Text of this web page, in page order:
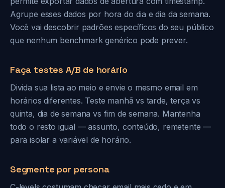
Agrupe esses dados por hora do dia e dia da semana.
Você vai descobrir padrões específicos do seu público
que nenhum benchmark genérico pode prever.
Faça testes A/B de horário
Divida sua lista ao meio e envie o mesmo email em
horários diferentes. Teste manhã vs tarde, terça vs
quinta, dia de semana vs fim de semana. Mantenha
todo o resto igual — assunto, conteúdo, remetente —
para isolar a variável de horário.
Segmente por persona